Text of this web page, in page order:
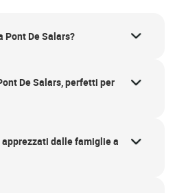
Pont De Salars?
De Salars, perfetti per
dalle famiglie a